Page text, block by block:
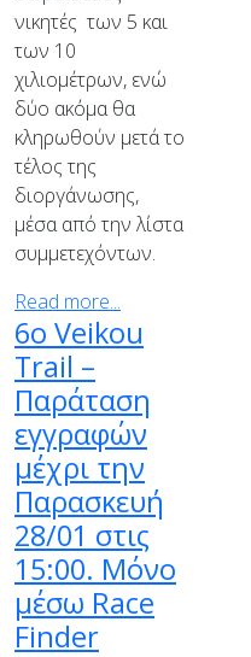
νικητές των 5 και
των 10
χιλιομέτρων, ενώ
δύο ακόμα θα
κληρωθούν μετά το
τέλος της
διοργάνωσης,
μέσα από την λίστα
συμμετεχόντων.
Read more...
6ο Veikou
Trail –
Παράταση
εγγραφών
μέχρι την
Παρασκευή
28/01 στις
15:00. Μόνο
μέσω Race
Finder